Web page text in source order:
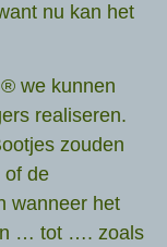
nu kan het
we kunnen
realiseren.
zouden
of de
wanneer het
… tot …. zoals